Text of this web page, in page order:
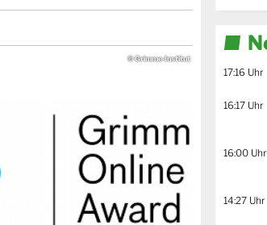
© Grimme-Institut
17:16 Uhr
16:17 Uhr
16:00 Uhr
14:27 Uhr